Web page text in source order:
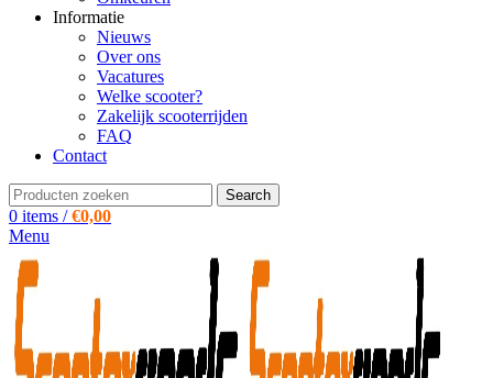
Informatie
Nieuws
Over ons
Vacatures
Welke scooter?
Zakelijk scooterrijden
FAQ
Contact
Search
0 items / €0,00
Menu